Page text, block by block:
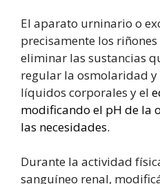
El aparato urninario o
precisamente los
eliminar las sustancias
regular la osmolaridad y
líquidos corporales y el
modificando el pH de la
las necesidades.
Durante la actividad
sanguíneo renal,